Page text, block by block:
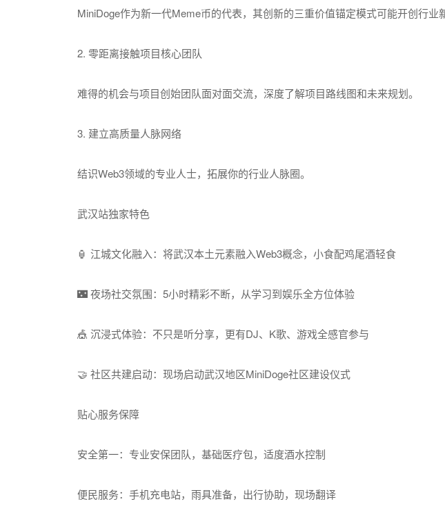
MiniDoge作为新一代Meme币的代表，其创新的三重价值锚定模式可能开创行业
2. 零距离接触项目核心团队
难得的机会与项目创始团队面对面交流，深度了解项目路线图和未来规划。
3. 建立高质量人脉网络
结识Web3领域的专业人士，拓展你的行业人脉圈。
武汉站独家特色
🏮 江城文化融入：将武汉本土元素融入Web3概念，小食配鸡尾酒轻食
🌃 夜场社交氛围：5小时精彩不断，从学习到娱乐全方位体验
🎪 沉浸式体验：不只是听分享，更有DJ、K歌、游戏全感官参与
🤝 社区共建启动：现场启动武汉地区MiniDoge社区建设仪式
贴心服务保障
安全第一：专业安保团队，基础医疗包，适度酒水控制
便民服务：手机充电站，雨具准备，出行协助，现场翻译